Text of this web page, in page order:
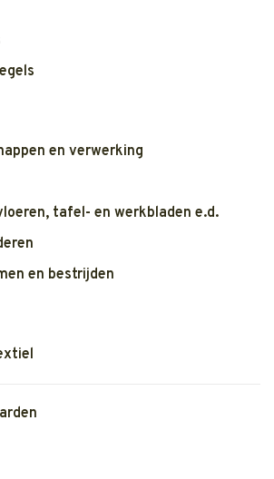
en verwerking
tafel- en werkbladen e.d.
en bestrijden